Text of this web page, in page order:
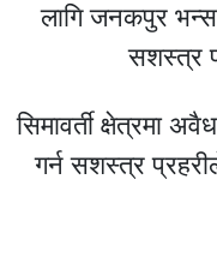
लागि जनकपुर
सशस्त्र
सिमावर्ती क्षेत्रमा
गर्न सशस्त्र